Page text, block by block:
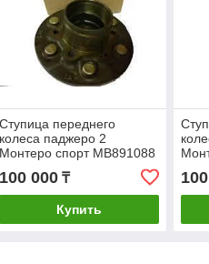
Ступица переднего
колеса паджеро 2
Монтеро спорт MB891088
100 000₸
Купить